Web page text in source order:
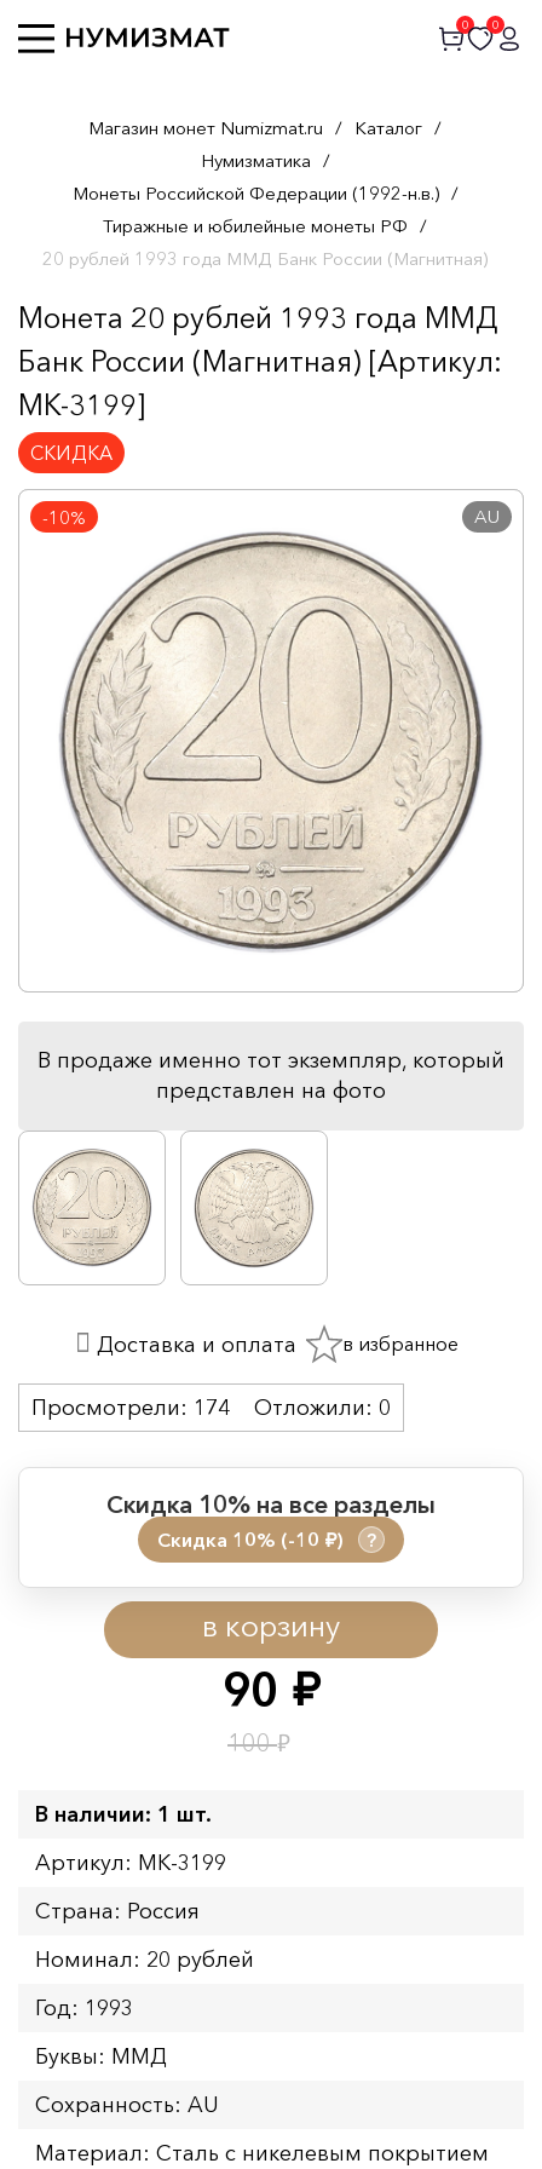
0 0
Магазин монет Numizmat.ru / Каталог /
Нумизматика /
Монеты Российской Федерации (1992-н.в.) /
Тиражные и юбилейные монеты РФ /
20 рублей 1993 года ММД Банк России (Магнитная)
Монета 20 рублей 1993 года ММД
Банк России (Магнитная) [Артикул:
MK-3199]
СКИДКА
-10% AU
В продаже именно тот экземпляр, который
представлен на фото
90 руб.
100₽
в корзину
Скидка 10% на все разделы
Скидка 10% (-10 руб.) ?
Период действия акции:
Начало:
08.08.2026 00:01
Окончание:
09.08.2026 23:59
Время до окончания:
Просмотрели: 174 Отложили: 0
Доставка и оплата в избранное
В наличии: 1 шт.
Артикул: MK-3199
Страна: Россия
Номинал: 20 рублей
Год: 1993
Буквы: ММД
Сохранность: AU
Материал: Сталь с никелевым покрытием